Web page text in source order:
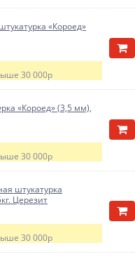
«Короед»
30 000р
«Короед» (3,5 мм),
30 000р
штукатурка
Церезит
30 000р